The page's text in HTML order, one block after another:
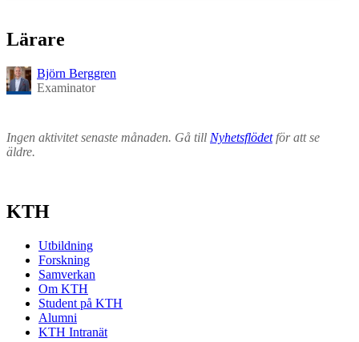
Lärare
Björn Berggren
Examinator
Ingen aktivitet senaste månaden. Gå till Nyhetsflödetför att se
äldre.
KTH
Utbildning
Forskning
Samverkan
Om KTH
Student på KTH
Alumni
KTH Intranät